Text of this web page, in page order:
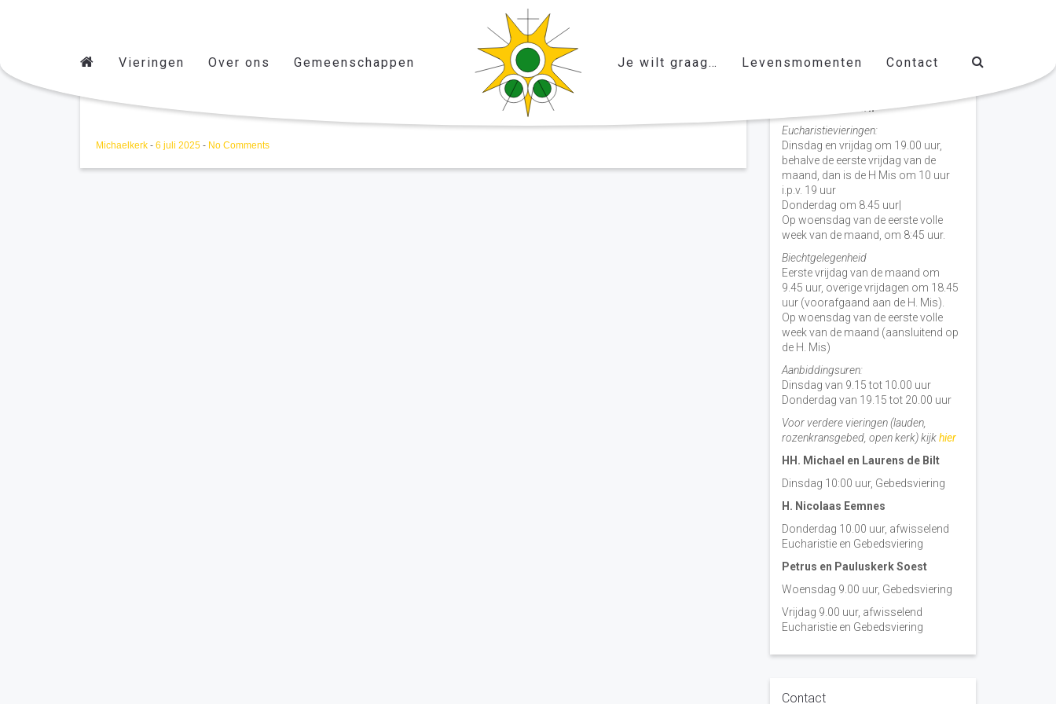
Vieringen Over ons Gemeenschappen Je wilt graag… Levensmomenten Contact
Michaelkerk - 6 juli 2025 - No Comments
Vieringen door de week
H. Nicolaas Baarn
Eucharistievieringen:
Dinsdag en vrijdag om 19.00 uur,
behalve de eerste vrijdag van de
maand, dan is de H Mis om 10 uur
i.p.v. 19 uur
Donderdag om 8.45 uur|
Op woensdag van de eerste volle
week van de maand, om 8:45 uur.
Biechtgelegenheid
Eerste vrijdag van de maand om
9.45 uur, overige vrijdagen om 18.45
uur (voorafgaand aan de H. Mis).
Op woensdag van de eerste volle
week van de maand (aansluitend op
de H. Mis)
Aanbiddingsuren:
Dinsdag van 9.15 tot 10.00 uur
Donderdag van 19.15 tot 20.00 uur
Voor verdere vieringen (lauden,
rozenkransgebed, open kerk) kijkhier
HH. Michael en Laurens de Bilt
Dinsdag 10:00 uur, Gebedsviering
H. Nicolaas Eemnes
Donderdag 10.00 uur, afwisselend
Eucharistie en Gebedsviering
Petrus en Pauluskerk Soest
Woensdag 9.00 uur, Gebedsviering
Vrijdag 9.00 uur, afwisselend
Eucharistie en Gebedsviering
Contact